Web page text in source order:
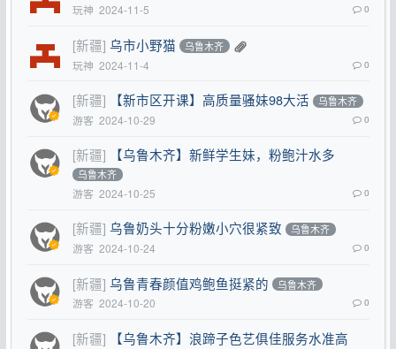
玩神 2024-11-5 0
[新疆] 乌市小野猫 乌鲁木齐
玩神 2024-11-4 0
[新疆] 【新市区开课】高质量骚妹98大活 乌鲁木齐
游客 2024-10-29 0
[新疆] 【乌鲁木齐】新鲜学生妹，粉鲍汁水多
乌鲁木齐
游客 2024-10-25 0
[新疆] 乌鲁奶头十分粉嫩小穴很紧致 乌鲁木齐
游客 2024-10-24 0
[新疆] 乌鲁青春颜值鸡鲍鱼挺紧的 乌鲁木齐
游客 2024-10-20 0
[新疆] 【乌鲁木齐】浪蹄子色艺俱佳服务水准高